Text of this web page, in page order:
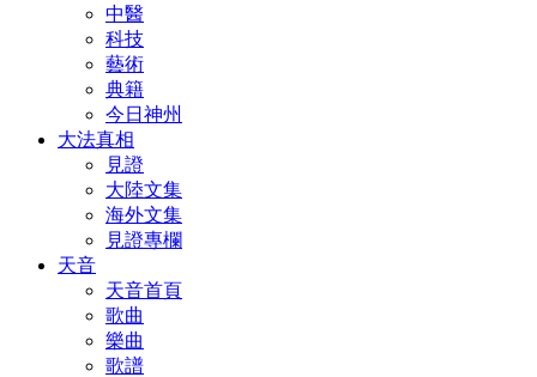
中醫
科技
藝術
典籍
今日神州
大法真相
見證
大陸文集
海外文集
見證專欄
天音
天音首頁
歌曲
樂曲
歌譜